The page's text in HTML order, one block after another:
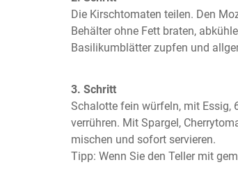
Die Kirschtomaten teilen. Den
Behälter ohne Fett braten,
Basilikumblätter zupfen und
3. Schritt
Schalotte fein würfeln, mit Essig,
verrühren. Mit Spargel,
mischen und sofort servieren.
Tipp: Wenn Sie den Teller mit